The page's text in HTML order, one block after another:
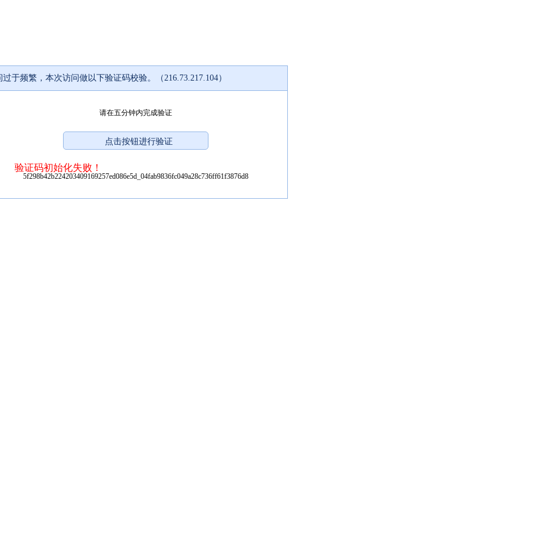
过于频繁，本次访问做以下验证码校验。（216.73.217.104）
请在五分钟内完成验证
验证码初始化失败！
5f298b42b224203409169257ed086e5d_04fab9836fc049a28c736ff61f3876d8